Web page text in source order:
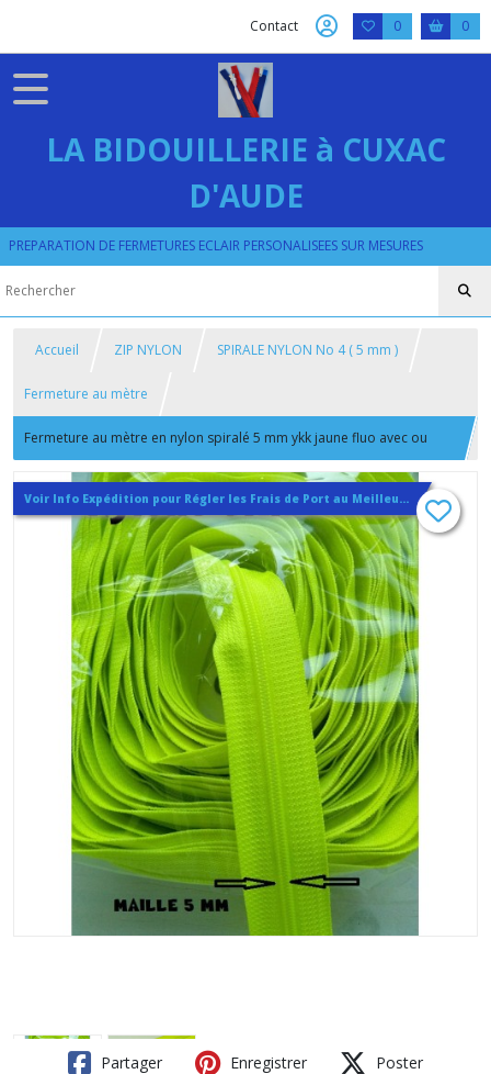
Contact 0 0
LA BIDOUILLERIE à CUXAC
D'AUDE
PREPARATION DE FERMETURES ECLAIR PERSONALISEES SUR MESURES
Accueil ZIP NYLON SPIRALE NYLON No 4 ( 5 mm )
Fermeture au mètre
Fermeture au mètre en nylon spiralé 5 mm ykk jaune fluo avec ou
sans curseurs
Voir Info Expédition pour Régler les Frais de Port au Meilleur Prix , En haut d'ecran à Droite
Partager Enregistrer Poster